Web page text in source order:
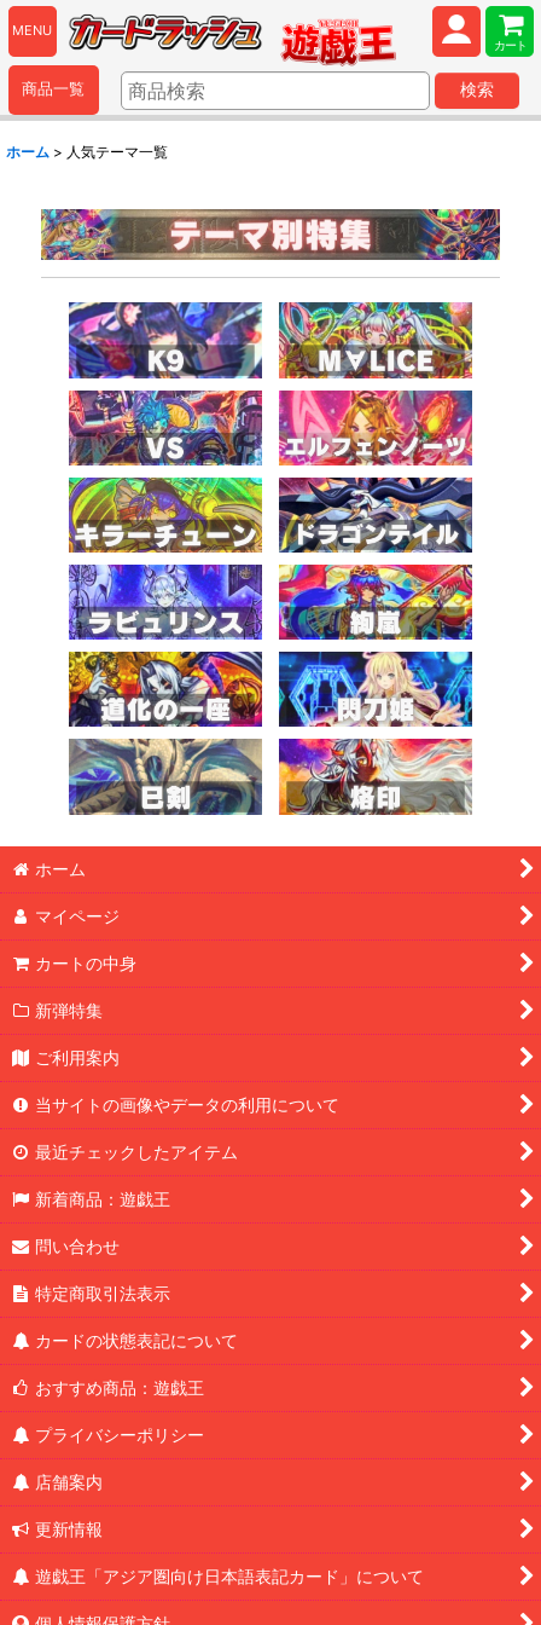
MENU
カート
商品一覧 検索
ホーム > 人気テーマ一覧
ホーム
マイページ
カートの中身
新弾特集
ご利用案内
当サイトの画像やデータの利用について
最近チェックしたアイテム
新着商品：遊戯王
問い合わせ
特定商取引法表示
カードの状態表記について
おすすめ商品：遊戯王
プライバシーポリシー
店舗案内
更新情報
遊戯王「アジア圏向け日本語表記カード」について